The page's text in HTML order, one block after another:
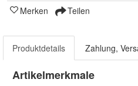
Merken Teilen
Produktdetails Zahlung,
Artikelmerkmale